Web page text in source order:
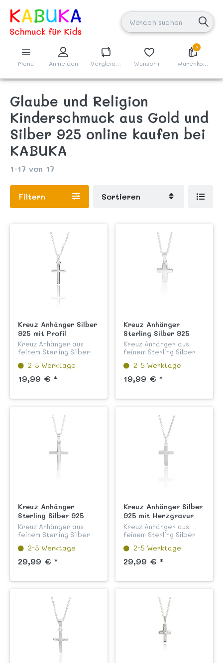
Menü Anmelden
3
Warenkorb
Glaube und Religion
Kinderschmuck aus Gold und
Silber 925 online kaufen bei
KABUKA
1-17 von 17
Filtern Sortieren
Kreuz Anhänger Silber
925 mit Profil
Kreuz Anhänger aus
feinem Sterling Silber
anlaufgeschützt aus
unserer Kinderschmuck
Kollektion "Kreuze".
Anhä...
2-5 Werktage
19,99 € *
Kreuz Anhänger
Sterling Silber 925
modernes Design
Kreuz Anhänger aus
feinem Sterling Silber
und anlaufgeschützt für
Jungen und Mädchen aus
unserer Kinderschmuck
Dies...
2-5 Werktage
19,99 € *
Kreuz Anhänger
Sterling Silber 925
klassisch
Kreuz Anhänger aus
feinem Sterling Silber
und anlaufgeschützt aus
unserer Kinderschmuck
Kollektion "Kreuze".
Anhän...
2-5 Werktage
29,99 € *
Kreuz Anhänger Silber
925 mit Herzgravur
mattiert
Kreuz Anhänger aus
feinem Sterling Silber
anlaufgeschützt und mit
zentraler Herzgravur
aus unserer
Kollektion "Kreuze".
2-5 Werktage
29,99 € *